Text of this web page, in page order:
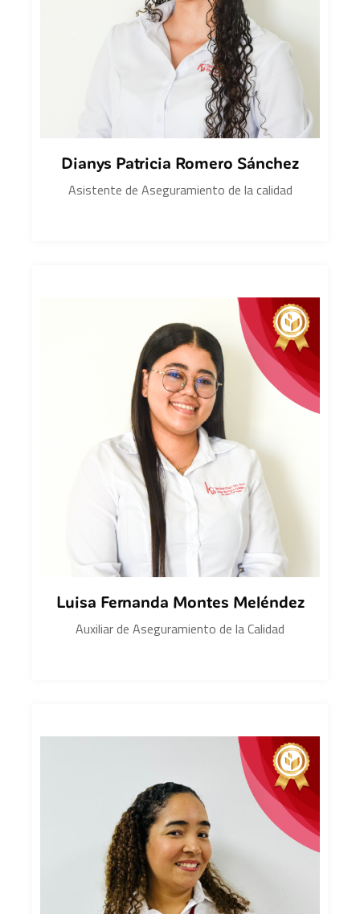
Dianys Patricia Romero Sánchez
Asistente de Aseguramiento de la calidad
Luisa Fernanda Montes Meléndez
Auxiliar de Aseguramiento de la Calidad